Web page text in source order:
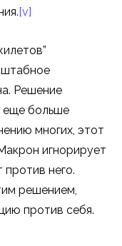
[v]
Решение
еще больше
многих, этот
игнорирует
него.
решением,
против себя.